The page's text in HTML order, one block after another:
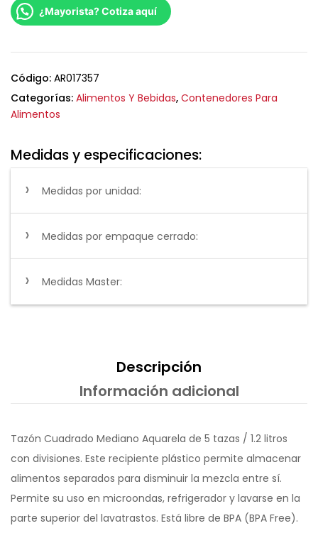
¿Mayorista? Cotiza aquí
Código: AR017357
Categorías: Alimentos Y Bebidas, Contenedores Para
Alimentos
Medidas y especificaciones:
Medidas por unidad:
Medidas por empaque cerrado:
Medidas Master:
Descripción
Información adicional
Tazón Cuadrado Mediano Aquarela de 5 tazas / 1.2 litros
con divisiones. Este recipiente plástico permite almacenar
alimentos separados para disminuir la mezcla entre sí.
Permite su uso en microondas, refrigerador y lavarse en la
parte superior del lavatrastos. Está libre de BPA (BPA Free).